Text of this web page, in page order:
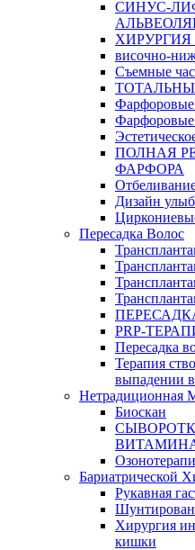
СИНУС-
височно-
Съемные
ПОЛНАЯ
ФАРФОРА
Дизайн
Пересадка Волос
PRP-
Пересадка
Терапия
выпадении
Нетрадиционная
Биоскан
Бариатрической
Рукавная
Хирургия
кишки